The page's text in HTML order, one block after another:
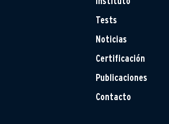
Tests
Noticias
Certificación
Publicaciones
Contacto